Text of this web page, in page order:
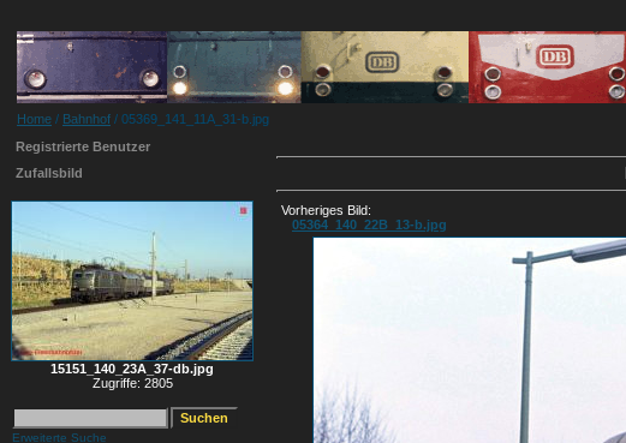
Home / Bahnhof / 05369_141_11A_31-b.jpg
Registrierte Benutzer
Zufallsbild
15151_140_23A_37-db.jpg
Zugriffe: 2805
Erweiterte Suche
Vorheriges Bild:
05364_140_22B_13-b.jpg